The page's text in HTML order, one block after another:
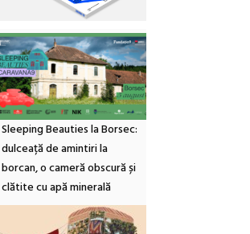
Sleeping Beauties la Borsec:
dulceață de amintiri la
borcan, o cameră obscură și
clătite cu apă minerală